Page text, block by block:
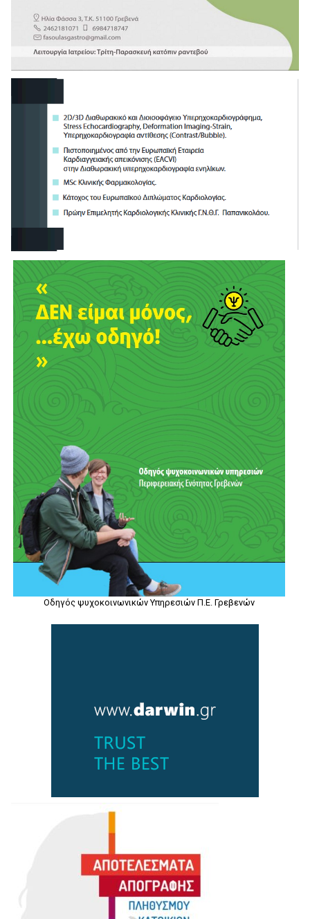
Οδηγός ψυχοκοινωνικών Υπηρεσιών Π.Ε. Γρεβενών